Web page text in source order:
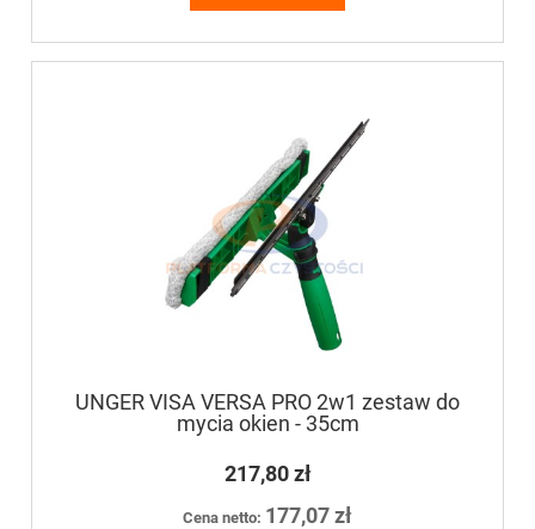
UNGER VISA VERSA PRO 2w1 zestaw do
mycia okien - 35cm
217,80 zł
Cena netto: 177,07 zł